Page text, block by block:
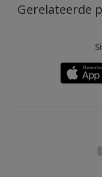
Gerelateerde